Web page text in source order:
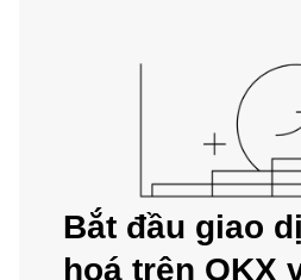
Bắt đầu giao
hoá trên OKX